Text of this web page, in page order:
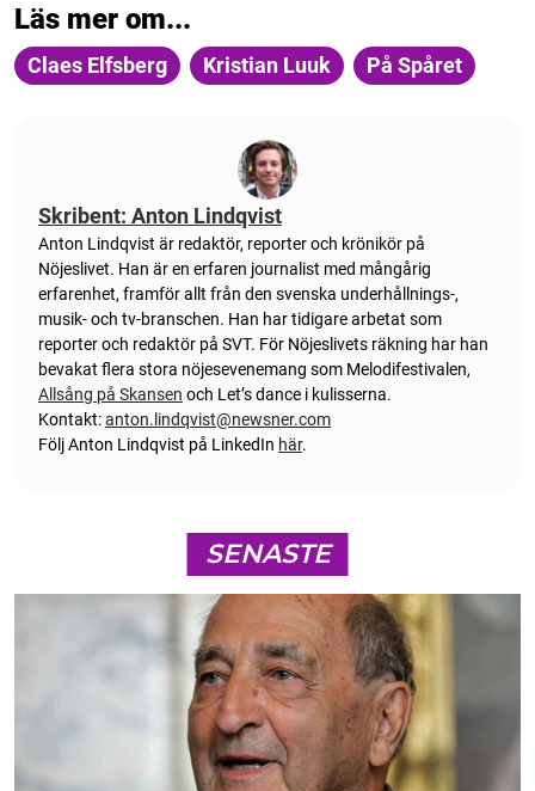
Läs mer om...
Claes Elfsberg Kristian Luuk På Spåret
Skribent: Anton Lindqvist
Anton Lindqvist är redaktör, reporter och krönikör på
Nöjeslivet. Han är en erfaren journalist med mångårig
erfarenhet, framför allt från den svenska underhållnings-,
musik- och tv-branschen. Han har tidigare arbetat som
reporter och redaktör på SVT. För Nöjeslivets räkning har han
bevakat flera stora nöjesevenemang som Melodifestivalen,
Allsång på Skansen och Let’s dance i kulisserna.
Kontakt:anton.lindqvist@newsner.com
Följ Anton Lindqvist på LinkedIn här.
SENASTE